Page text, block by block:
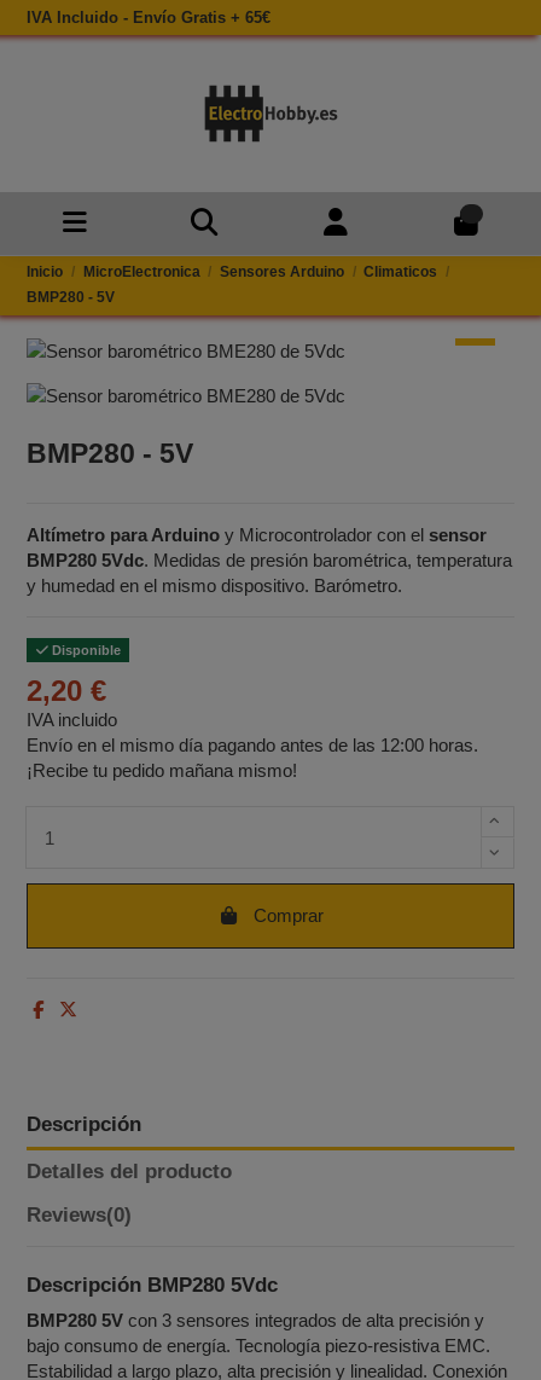
IVA Incluido - Envío Gratis + 65€
Inicio MicroElectronica Sensores Arduino
Climaticos
BMP280 - 5V
BMP280 - 5V
Altímetro para Arduino y Microcontrolador con el sensor
BMP280 5Vdc. Medidas de presión barométrica, temperatura
y humedad en el mismo dispositivo. Barómetro.
Disponible
2,20 €
IVA incluido
Envío en el mismo día pagando antes de las 12:00 horas.
¡Recibe tu pedido mañana mismo!
Comprar
Descripción
Detalles del producto
Reviews(0)
Descripción BMP280 5Vdc
BMP280 5V con 3 sensores integrados de alta precisión y
bajo consumo de energía. Tecnología piezo-resistiva EMC.
Estabilidad a largo plazo, alta precisión y linealidad. Conexión